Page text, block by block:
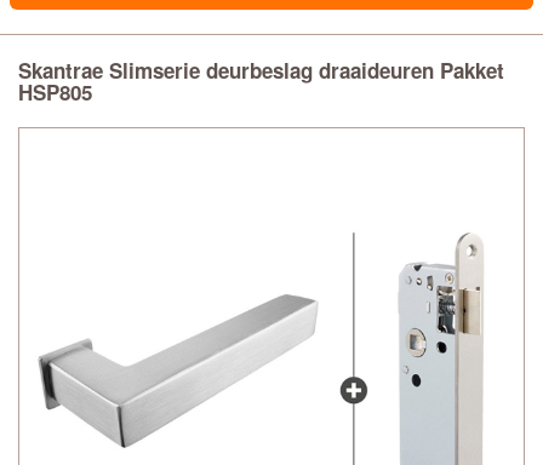
Skantrae Slimserie deurbeslag draaideuren Pakket
HSP805